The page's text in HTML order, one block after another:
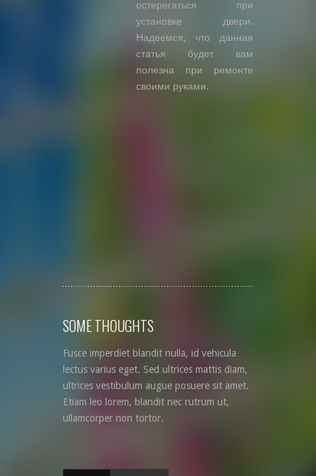
остерегаться при
установке двери.
Надеемся, что данная
статья будет вам
полезна при ремонте
своими руками.
SOME THOUGHTS
Fusce imperdiet blandit nulla, id vehicula
lectus varius eget. Sed ultrices mattis diam,
ultrices vestibulum augue posuere sit amet.
Etiam leo lorem, blandit nec rutrum ut,
ullamcorper non tortor.